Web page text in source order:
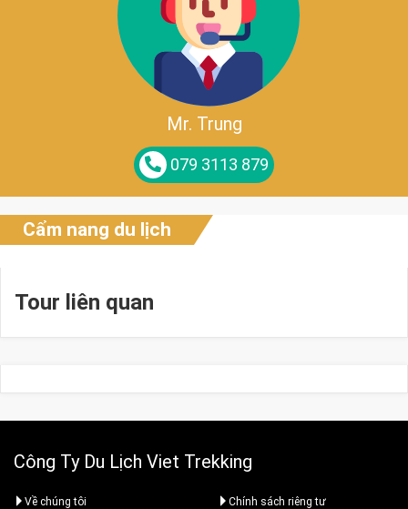
Mr. Trung
079 3113 879
Cẩm nang du lịch
Tour liên quan
Công Ty Du Lịch Viet Trekking
Về chúng tôi
Chính sách riêng tư